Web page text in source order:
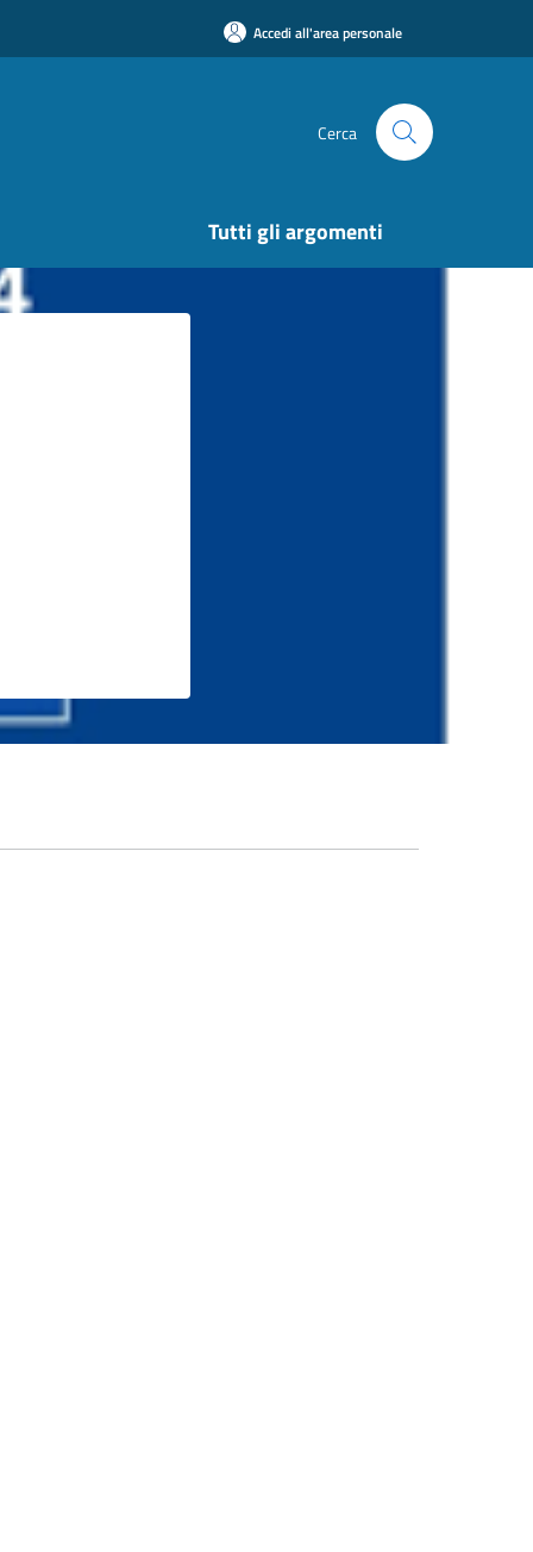
Accedi all'area personale
Cerca
Tutti gli argomenti